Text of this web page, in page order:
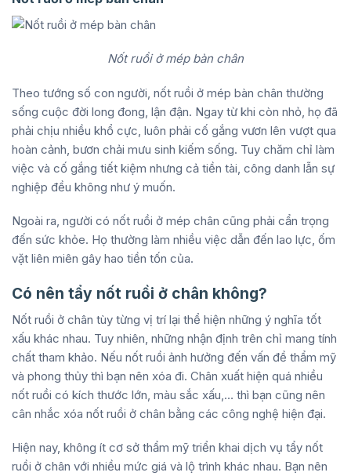
Nốt ruồi ở mép bàn chân
Theo tướng số con người, nốt ruồi ở mép bàn chân thường
sống cuộc đời long đong, lận đận. Ngay từ khi còn nhỏ, họ đã
phải chịu nhiều khổ cực, luôn phải cố gắng vươn lên vượt qua
hoàn cảnh, bươn chải mưu sinh kiếm sống. Tuy chăm chỉ làm
việc và cố gắng tiết kiệm nhưng cả tiền tài, công danh lẫn sự
nghiệp đều không như ý muốn.
Ngoài ra, người có nốt ruồi ở mép chân cũng phải cẩn trọng
đến sức khỏe. Họ thường làm nhiều việc dẫn đến lao lực, ốm
vặt liên miên gây hao tiền tốn của.
Có nên tẩy nốt ruồi ở chân không?
Nốt ruồi ở chân tùy từng vị trí lại thể hiện những ý nghĩa tốt
xấu khác nhau. Tuy nhiên, những nhận định trên chỉ mang tính
chất tham khảo. Nếu nốt ruồi ảnh hưởng đến vấn đề thẩm mỹ
và phong thủy thì bạn nên xóa đi. Chân xuất hiện quá nhiều
nốt ruồi có kích thước lớn, màu sắc xấu,… thì bạn cũng nên
cân nhắc xóa nốt ruồi ở chân bằng các công nghệ hiện đại.
Hiện nay, không ít cơ sở thẩm mỹ triển khai dịch vụ tẩy nốt
ruồi ở chân với nhiều mức giá và lộ trình khác nhau. Bạn nên